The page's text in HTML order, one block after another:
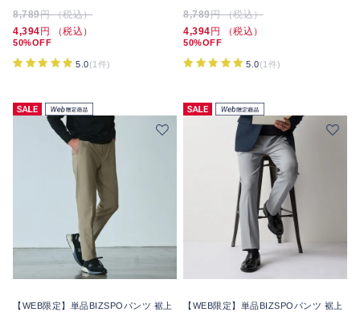
8,789円 （税込）
4,394 円 （税込）
50%OFF
5.0(1件)
8,789円 （税込）
4,394 円 （税込）
50%OFF
5.0(1件)
【WEB限定】単品BIZSPOパンツ 裾上
【WEB限定】単品BIZSPOパンツ 裾上